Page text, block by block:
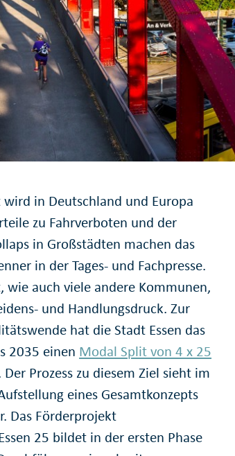
in Deutschland und Europa
zu Fahrverboten und der
in Großstädten machen das
in der Tages- und Fachpresse.
wie auch viele andere Kommunen,
und Handlungsdruck. Zur
hat die Stadt Essen das
2035 einen Modal Split von 4 x 25
Prozess zu diesem Ziel sieht im
eines Gesamtkonzepts
Das Förderprojekt
25 bildet in der ersten Phase